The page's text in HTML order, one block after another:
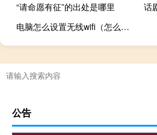
“请命愿有征”的出处是哪里
话
电脑怎么设置无线wifi（怎么用电脑设置wifi）
公告